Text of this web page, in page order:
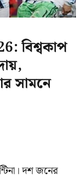
বিশ্বকাপ
সামনে
দশ জনের